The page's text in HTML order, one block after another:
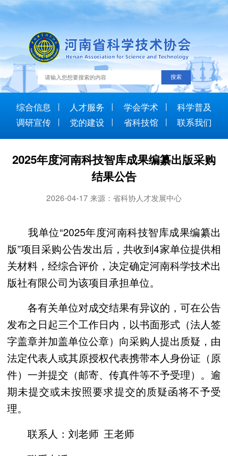
综合信息 人才服务 学会学术
科学普及
调研宣传
党的建设 省科技馆 联系我们
2025年度河南科技智库成果编纂出版采购
结果公告
2026-04-17 来源：省科协人才发展中心
我单位“2025年度河南科技智库成果编纂出
版”项目采购公告发出后，共收到4家单位提供相
关材料，经综合评价，决定确定河南科学技术出
版社有限公司为该项目承担单位。
各有关单位对成交结果有异议的，可在公告
发布之日起三个工作日内，以书面形式（法人签
字盖章并加盖单位公章）向采购人提出质疑，由
法定代表人或其原授权代表携带本人身份证（原
件）一并提交（邮寄、传真件等不予受理）。逾
期未提交或未按照要求提交的质疑函将不予受
理。
联系人：刘老师 王老师